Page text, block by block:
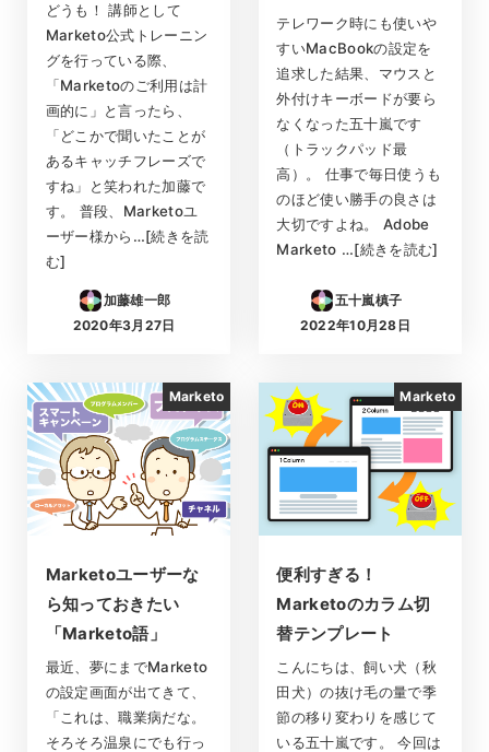
どうも！ 講師として
Marketo公式トレーニン
グを行っている際、
「Marketoのご利用は計
画的に」と言ったら、
「どこかで聞いたことが
あるキャッチフレーズで
すね」と笑われた加藤で
す。 普段、Marketoユ
ーザー様から…[続きを読
む]
加藤雄一郎
投稿日
2020年3月27日
テレワーク時にも使いや
すいMacBookの設定を
追求した結果、マウスと
外付けキーボードが要ら
なくなった五十嵐です
（トラックパッド最
高）。 仕事で毎日使うも
のほど使い勝手の良さは
大切ですよね。 Adobe
Marketo …[続きを読む]
五十嵐槙子
投稿日
2022年10月28日
Marketo
Marketoユーザーな
ら知っておきたい
「Marketo語」
最近、夢にまでMarketo
の設定画面が出てきて、
「これは、職業病だな。
そろそろ温泉にでも行っ
Marketo
便利すぎる！
Marketoのカラム切
替テンプレート
こんにちは、飼い犬（秋
田犬）の抜け毛の量で季
節の移り変わりを感じて
いる五十嵐です。 今回は